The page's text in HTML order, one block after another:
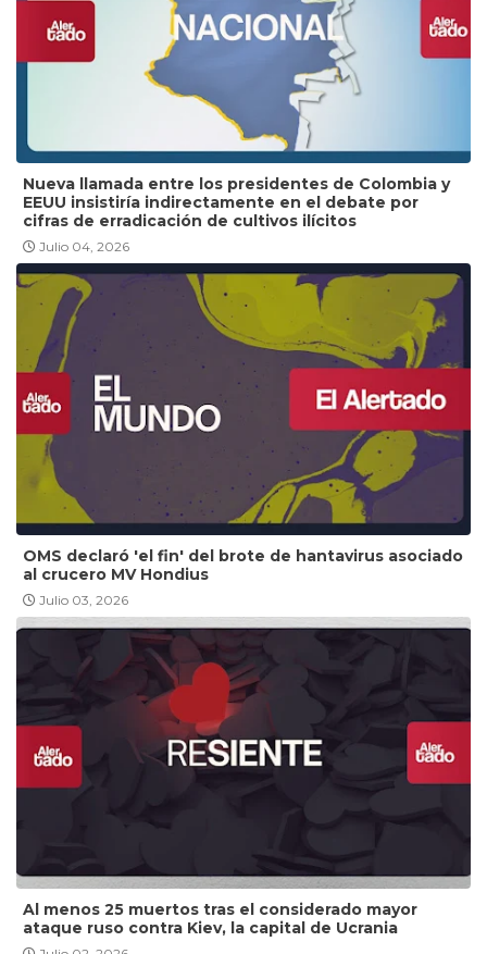
Nueva llamada entre los presidentes de Colombia y
EEUU insistiría indirectamente en el debate por
cifras de erradicación de cultivos ilícitos
Julio 04, 2026
OMS declaró 'el fin' del brote de hantavirus asociado
al crucero MV Hondius
Julio 03, 2026
Al menos 25 muertos tras el considerado mayor
ataque ruso contra Kiev, la capital de Ucrania